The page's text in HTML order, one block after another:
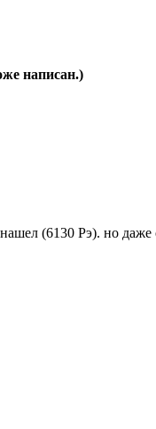
написан.)
(6130 Рэ). но даже